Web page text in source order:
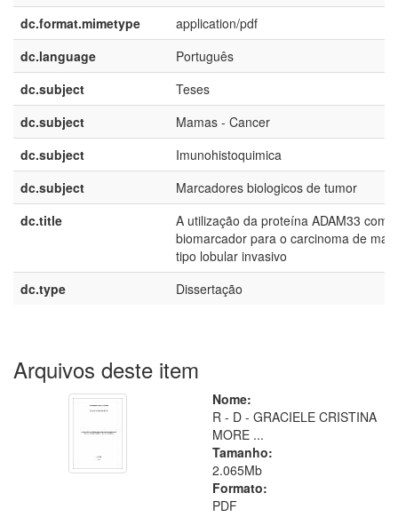
dc.format.mimetype
application/pdf
dc.language
Português
dc.subject
Teses
dc.subject
Mamas - Cancer
dc.subject
Imunohistoquimica
dc.subject
Marcadores biologicos de tumor
dc.title
A utilização da proteína ADAM33
biomarcador para o carcinoma de
tipo lobular invasivo
dc.type
Dissertação
Arquivos deste item
Nome:
R - D - GRACIELE CRISTINA
MORE ...
Tamanho:
2.065Mb
Formato:
PDF